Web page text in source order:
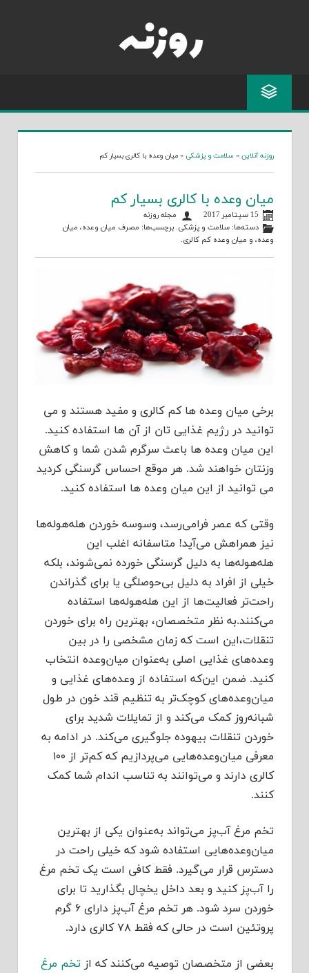
روزنه آنلاین » سلامت و پزشکی » میان وعده با کالری بسیار کم
میان وعده با کالری بسیار کم
15 سپتامبر 2017
مجله روزنه
دسته‌ها:سلامت و پزشکی. برچسب‌ها: مصرف میان وعده، میان
وعده، و میان وعده کم کالری.
برخی میان وعده ها کم کالری و مفید هستند و می
توانید در رژیم غذایی تان از آن ها استفاده کنید.
این میان وعده ها باعث سرگرم شدن شما و کاهش
وزنتان خواهند شد. هر موقع احساس گرسنگی کردید
می توانید از این میان وعده ها استفاده کنید.
وقتی که عصر فرامی‌رسد، وسوسه خوردن هله‌هوله‌ها
نیز همراهش می‌آید! متاسفانه اغلب این
هله‌هوله‌ها به‌ دلیل گرسنگی خورده نمی‌شوند، بلکه
خیلی از افراد به دلیل بی‌حوصلگی یا برای گذراندن
راحت‌تر فعالیت‌ها از این هله‌هوله‌ها استفاده
می‌کنند.به نظر متخصصان، بهترین راه برای خوردن
تنقلات،این است که زمان مشخصی را در بین
وعده‌های غذایی اصلی به‌عنوان میان‌وعده انتخاب
کنید. ضمن این‌که استفاده از وعده‌های غذایی و
میان‌وعده‌های کوچک‌تر به تنظیم قند خون در طول
شبانه‌روز کمک می‌کند و از تمایلات شدید برای
خوردن تنقلات بیهوده جلوگیری می‌کند. در ادامه به
معرفی میان‌وعده‌هایی می‌پردازیم که کم‌تر از ۱۰۰
کالری دارند و می‌توانند به تناسب اندام شما کمک
کنند.
تخم مرغ آب‌پز می‌تواند به‌عنوان یکی از بهترین
میان‌وعده‌هایی استفاده شود که خیلی راحت در
دسترس قرار می‌گیرد. فقط کافی است یک تخم مرغ
را آب‌پز کنید و بعد داخل یخچال بگذارید تا برای
خوردن سرد شود. هر تخم مرغ آب‌پز دارای ۶ گرم
پروتئین است در حالی که فقط ۷۸ کالری دارد.
بعضی از متخصصان توصیه می‌کنند که از تخم مرغ